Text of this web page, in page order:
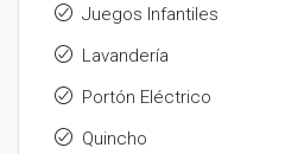
Juegos Infantiles
Lavandería
Portón Eléctrico
Quincho